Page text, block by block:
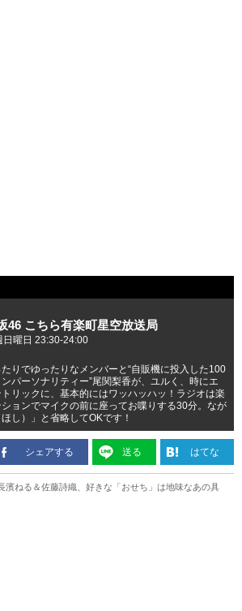
46 こちら有楽町星空放送局
日曜日 23:30-24:00
りでゆったりなメンバーと“自販機に投入した100
パーソナリティー”尾関梨香が、ユルく、時にエ
リックに、基本的にはワッハッハッ！ラジオは楽
ョンでマイクの前に座ってお喋りする30分。なが
し）」と省略してOKです！
シェアする 送る はてな
濱ねる＆佐藤詩織、好きな「おせち」は地味なあの具